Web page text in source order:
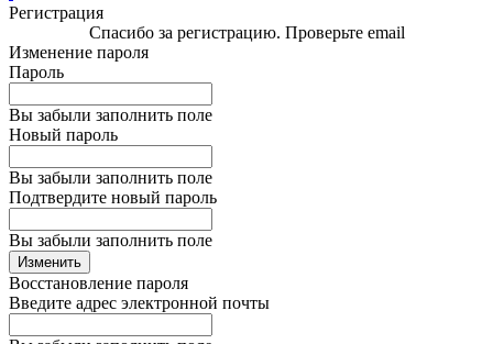
Регистрация
Спасибо за регистрацию. Проверьте email
Изменение пароля
Пароль
Вы забыли заполнить поле
Новый пароль
Вы забыли заполнить поле
Подтвердите новый пароль
Вы забыли заполнить поле
Изменить
Восстановление пароля
Введите адрес электронной почты